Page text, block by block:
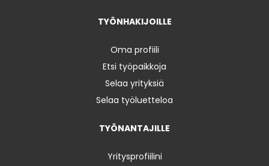
TYÖNHAKIJOILLE
Oma profiili
Etsi työpaikkoja
Selaa yrityksiä
Selaa työluetteloa
TYÖNANTAJILLE
Yritysprofiilini